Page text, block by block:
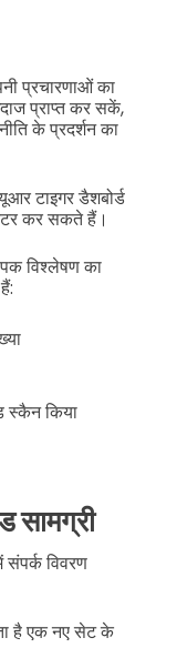
प्रचारणाओं का
प्राप्त कर सकें,
के प्रदर्शन का
टाइगर डैशबोर्ड
कर सकते हैं।
विश्लेषण का
स्कैन किया
सामग्री
विवरण
है एक नए सेट के